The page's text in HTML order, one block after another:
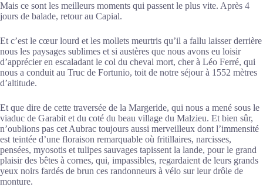
Mais ce sont les meilleurs moments qui passent le plus vite. Après 4
jours de balade, retour au Capial.
Et c’est le cœur lourd et les mollets meurtris qu’il a fallu laisser derrière
nous les paysages sublimes et si austères que nous avons eu loisir
d’apprécier en escaladant le col du cheval mort, cher à Léo Ferré, qui
nous a conduit au Truc de Fortunio, toit de notre séjour à 1552 mètres
d’altitude.
Et que dire de cette traversée de la Margeride, qui nous a mené sous le
viaduc de Garabit et du coté du beau village du Malzieu. Et bien sûr,
n’oublions pas cet Aubrac toujours aussi merveilleux dont l’immensité
est teintée d’une floraison remarquable où fritillaires, narcisses,
pensées, myosotis et tulipes sauvages tapissent la lande, pour le grand
plaisir des bêtes à cornes, qui, impassibles, regardaient de leurs grands
yeux noirs fardés de brun ces randonneurs à vélo sur leur drôle de
monture.